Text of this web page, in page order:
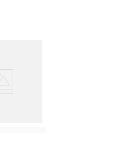
a conservação dos